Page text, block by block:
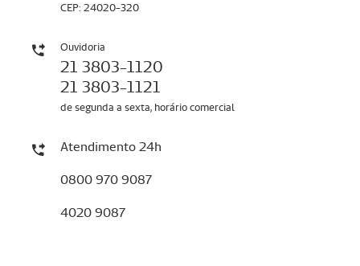
CEP: 24020-320
Ouvidoria
21 3803-1120
21 3803-1121
de segunda a sexta, horário comercial
Atendimento 24h
0800 970 9087
4020 9087